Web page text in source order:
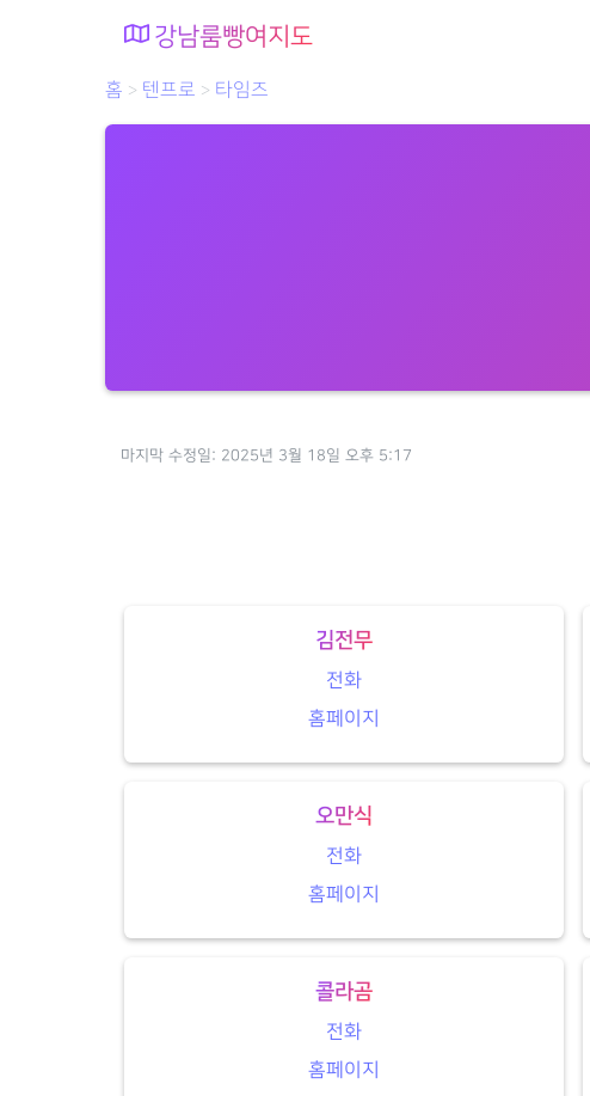
강남룸빵여지도
홈 > 텐프로 > 타임즈
마지막 수정일: 2025년 3월 18일 오후 5:17
김전무
전화
홈페이지
오만식
전화
홈페이지
콜라곰
전화
홈페이지